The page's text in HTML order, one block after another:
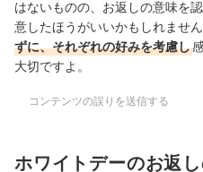
wdhonnoki
天使のおくりもの｜乳酸菌
菓匠もりん｜ｍｏｒｉｎ｜
ボヌール・ナナ｜洋菓子の
六萬石｜キウイ大福
焙煎元和樂｜籠DEホワイト
はないものの、お返しの意味を
意したほうがいいかもしれませ
ずに、それぞれの好みを考慮し
大切ですよ。
コンテンツの誤りを送信する
ホワイトデーのお返